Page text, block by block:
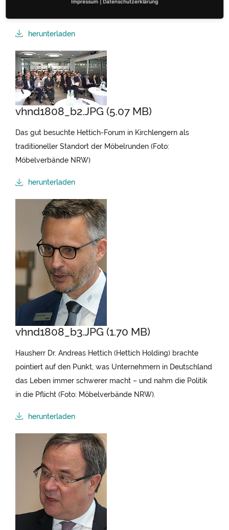
herunterladen
vhnd1808_b2.JPG (5.07 MB)
Das gut besuchte Hettich-Forum in Kirchlengern als
traditioneller Standort der Möbelrunden (Foto:
Möbelverbände NRW)
herunterladen
vhnd1808_b3.JPG (1.70 MB)
Hausherr Dr. Andreas Hettich (Hettich Holding) brachte
pointiert auf den Punkt, was Unternehmern in Deutschland
das Leben immer schwerer macht – und nahm die Politik
in die Pflicht (Foto: Möbelverbände NRW).
herunterladen